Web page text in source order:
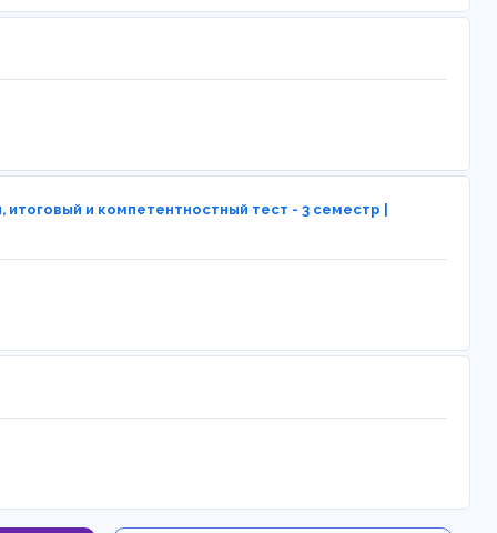
и компетентностный тест - 3 семестр |